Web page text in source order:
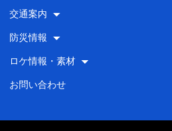
交通案内
防災情報
ロケ情報・素材
お問い合わせ